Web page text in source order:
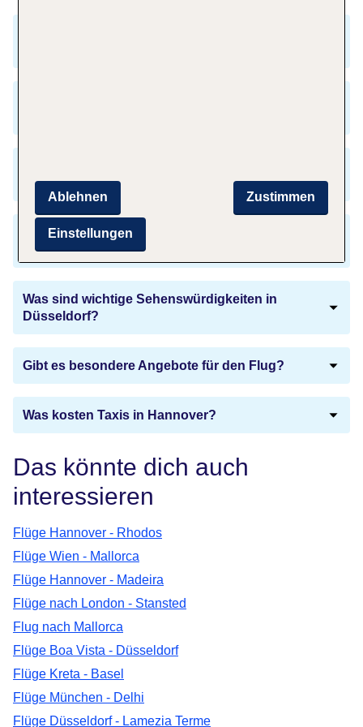
Rhodos?
Welche Kulinarischen Empfehlungen gibt es für
Düsseldorf?
Was sind wichtige Sehenswürdigkeiten in
Düsseldorf?
Gibt es besondere Angebote für den Flug?
Was kosten Taxis in Hannover?
Das könnte dich auch
interessieren
Flüge Hannover - Rhodos
Flüge Wien - Mallorca
Flüge Hannover - Madeira
Flüge nach London - Stansted
Flug nach Mallorca
Flüge Boa Vista - Düsseldorf
Flüge Kreta - Basel
Flüge München - Delhi
Flüge Düsseldorf - Lamezia Terme
Zustimmen
Ablehnen
Einstellungen